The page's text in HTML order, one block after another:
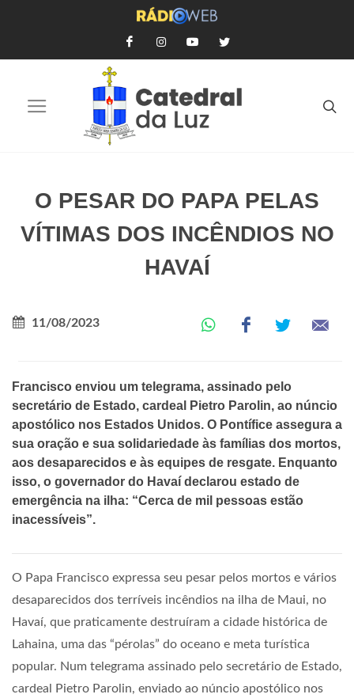
O PESAR DO PAPA PELAS
VÍTIMAS DOS INCÊNDIOS NO
HAVAÍ
11/08/2023
Francisco enviou um telegrama, assinado pelo
secretário de Estado, cardeal Pietro Parolin, ao núncio
apostólico nos Estados Unidos. O Pontífice assegura a
sua oração e sua solidariedade às famílias dos mortos,
aos desaparecidos e às equipes de resgate. Enquanto
isso, o governador do Havaí declarou estado de
emergência na ilha: “Cerca de mil pessoas estão
inacessíveis”.
O Papa Francisco expressa seu pesar pelos mortos e vários
desaparecidos dos terríveis incêndios na ilha de Maui, no
Havaí, que praticamente destruíram a cidade histórica de
Lahaina, uma das “pérolas” do oceano e meta turística
popular. Num telegrama assinado pelo secretário de Estado,
cardeal Pietro Parolin, enviado ao núncio apostólico nos